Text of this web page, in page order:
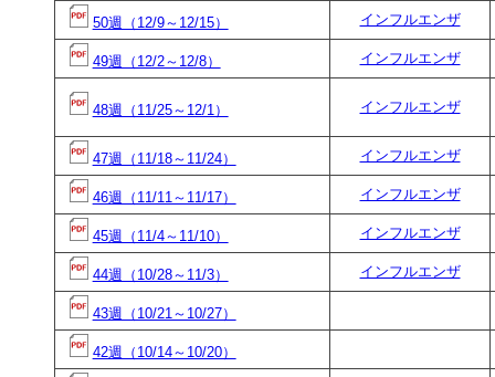
50週（12/9～12/15） インフルエンザ
49週（12/2～12/8） インフルエンザ
48週（11/25～12/1） インフルエンザ
47週（11/18～11/24） インフルエンザ
46週（11/11～11/17） インフルエンザ
45週（11/4～11/10） インフルエンザ
44週（10/28～11/3） インフルエンザ
43週（10/21～10/27）
42週（10/14～10/20）